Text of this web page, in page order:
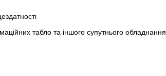
табло та іншого супутнього обладнання